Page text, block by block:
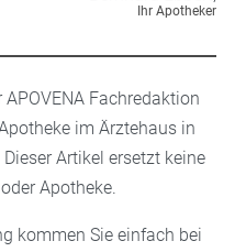
Ihr Apotheker
Fachredaktion
im Ärztehaus in
Artikel ersetzt keine
Apotheke.
kommen Sie einfach bei